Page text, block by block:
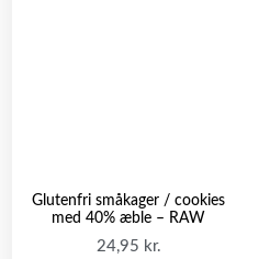
Glutenfri småkager / cookies
med 40% æble – RAW
24,95 kr.